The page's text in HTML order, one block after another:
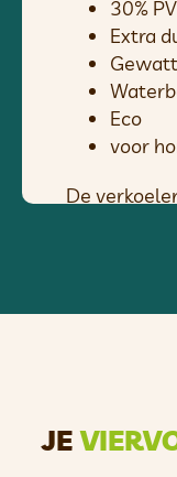
30%
Extra
Eco
voor
De
Je kunt de
JE